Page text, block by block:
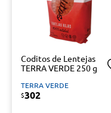
Coditos de Lentejas
TERRA VERDE 250 g
TERRA VERDE
$302